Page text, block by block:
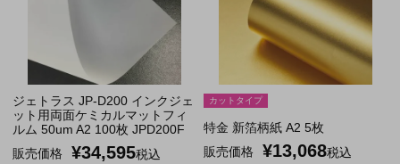
ジェトラス JP-D200 インクジェ
ット用両面ケミカルマットフィ
ルム 50um A2 100枚 JPD200F
販売価格
¥34,595税込
カットタイプ
特金 新箔柄紙 A2 5枚
販売価格
¥13,068税込